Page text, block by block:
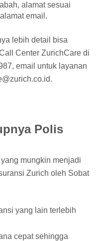
alamat sesuai
email.
lebih detail bisa
Center ZurichCare di
email untuk layanan
Polis
mungkin menjadi
Zurich oleh Sobat
yang lain terlebih
cepat sehingga